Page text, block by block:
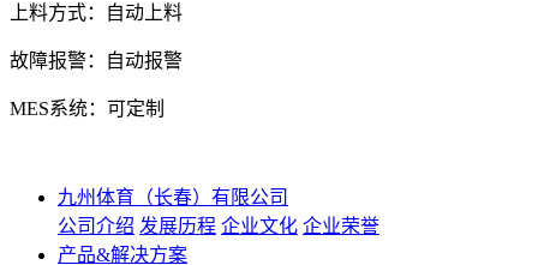
上料方式：自动上料
故障报警：自动报警
MES系统：可定制
九州体育（长春）有限公司
公司介绍 发展历程 企业文化 企业荣誉
产品&解决方案